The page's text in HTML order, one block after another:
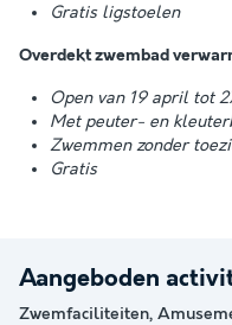
Gratis ligstoelen
Overdekt zwembad
Open van 19 april tot
Met peuter- en
Zwemmen zonder
Gratis
Aangeboden
Zwemfaciliteiten,